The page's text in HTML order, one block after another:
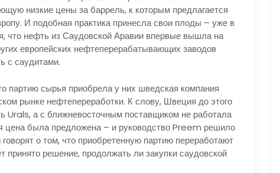
низкие цены за баррель, к которым предлагается
И подобная практика принесла свои плоды – уже в
что нефть из Саудовской Аравии впервые вышла на
европейских нефтеперерабатывающих заводов
с саудитами.
партию сырья приобрела у них шведская компания
рынке нефтепереработки. К слову, Швеция до этого
Urals, а с ближневосточным поставщиком не работала
цена была предложена – и руководство Preem решило
о том, что приобретенную партию переработают
принято решение, продолжать ли закупки саудовской